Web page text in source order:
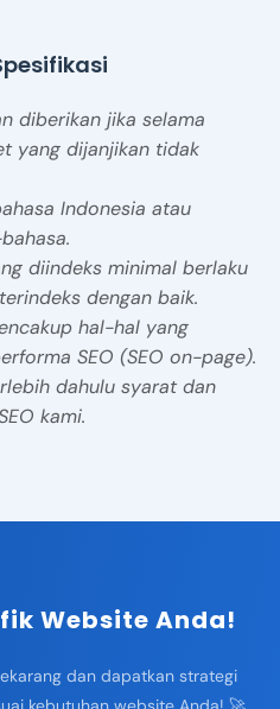
diberikan jika selama
yang dijanjikan tidak
Indonesia atau
diindeks minimal berlaku
dengan baik.
hal-hal yang
SEO (SEO on-page).
dahulu syarat dan
kami.
Website Anda!
dan dapatkan strategi